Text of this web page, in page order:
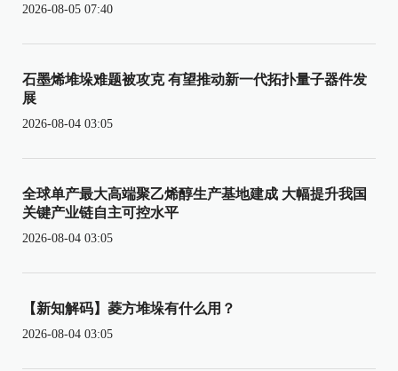
2026-08-05 07:40
石墨烯堆垛难题被攻克 有望推动新一代拓扑量子器件发
展
2026-08-04 03:05
全球单产最大高端聚乙烯醇生产基地建成 大幅提升我国
关键产业链自主可控水平
2026-08-04 03:05
【新知解码】菱方堆垛有什么用？
2026-08-04 03:05